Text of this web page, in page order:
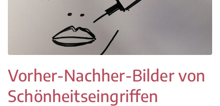
Vorher-Nachher-Bilder von
Schönheitseingriffen